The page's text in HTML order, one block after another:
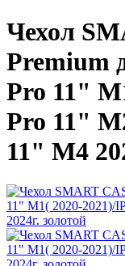
Чехол
Premium
Pro 11"
Pro 11"
11" M4